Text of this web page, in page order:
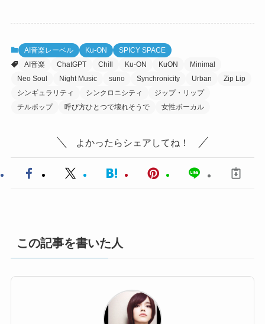
AI音楽レーベル Ku-ON
SPICY SPACE
AI音楽
ChatGPT Chill Ku-ON KuON
Minimal
Neo Soul
Night Music suno Synchronicity Urban
Zip Lip
シンギュラリティ
シンクロニシティ
ジップ・リップ
チルポップ
呼び方ひとつで壊れそうで 女性ボーカル
よかったらシェアしてね！
この記事を書いた人